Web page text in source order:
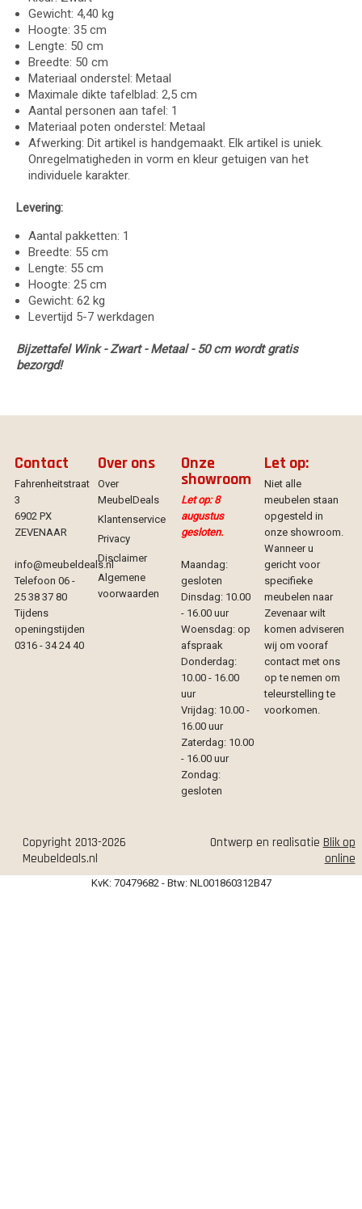
Gewicht: 4,40 kg
Hoogte: 35 cm
Lengte: 50 cm
Breedte: 50 cm
Materiaal onderstel: Metaal
Maximale dikte tafelblad: 2,5 cm
Aantal personen aan tafel: 1
Materiaal poten onderstel: Metaal
Afwerking: Dit artikel is handgemaakt. Elk artikel is uniek.
Onregelmatigheden in vorm en kleur getuigen van het
individuele karakter.
Levering:
Aantal pakketten: 1
Breedte: 55 cm
Lengte: 55 cm
Hoogte: 25 cm
Gewicht: 62 kg
Levertijd 5-7 werkdagen
Bijzettafel Wink - Zwart - Metaal - 50 cm wordt gratis
bezorgd!
Contact
Fahrenheitstraat
3
6902 PX
ZEVENAAR
info@meubeldeals.nl
Telefoon 06 -
25 38 37 80
Tijdens
openingstijden
0316 - 34 24 40
Over ons
Over
MeubelDeals
Klantenservice
Privacy
Disclaimer
Algemene
voorwaarden
Onze
showroom
Let op: 8
augustus
gesloten.
Maandag:
gesloten
Dinsdag: 10.00
- 16.00 uur
Woensdag: op
afspraak
Donderdag:
10.00 - 16.00
uur
Vrijdag: 10.00 -
16.00 uur
Zaterdag: 10.00
- 16.00 uur
Zondag:
gesloten
Let op:
Niet alle
meubelen staan
opgesteld in
onze showroom.
Wanneer u
gericht voor
specifieke
meubelen naar
Zevenaar wilt
komen adviseren
wij om vooraf
contact met ons
op te nemen om
teleurstelling te
voorkomen.
Copyright 2013-2026
Meubeldeals.nl
Ontwerp en realisatie Blik op
online
KvK: 70479682 - Btw: NL001860312B47